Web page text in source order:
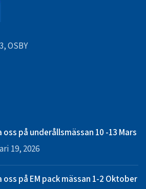
OSBY
oss på underållsmässan 10 -13 Mars
19, 2026
oss på EM pack mässan 1-2 Oktober